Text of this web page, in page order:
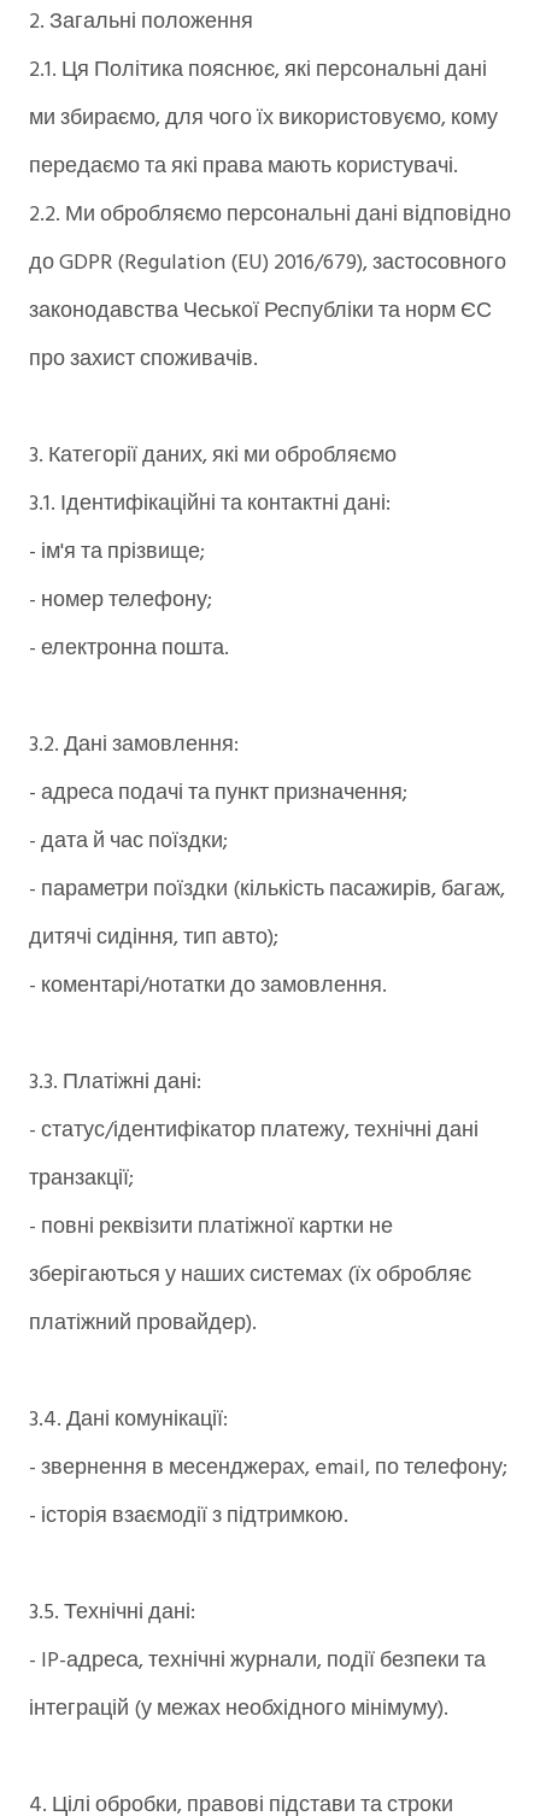
2. Загальні положення
2.1. Ця Політика пояснює, які персональні дані
ми збираємо, для чого їх використовуємо, кому
передаємо та які права мають користувачі.
2.2. Ми обробляємо персональні дані відповідно
до GDPR (Regulation (EU) 2016/679), застосовного
законодавства Чеської Республіки та норм ЄС
про захист споживачів.
3. Категорії даних, які ми обробляємо
3.1. Ідентифікаційні та контактні дані:
- ім'я та прізвище;
- номер телефону;
- електронна пошта.
3.2. Дані замовлення:
- адреса подачі та пункт призначення;
- дата й час поїздки;
- параметри поїздки (кількість пасажирів, багаж,
дитячі сидіння, тип авто);
- коментарі/нотатки до замовлення.
3.3. Платіжні дані:
- статус/ідентифікатор платежу, технічні дані
транзакції;
- повні реквізити платіжної картки не
зберігаються у наших системах (їх обробляє
платіжний провайдер).
3.4. Дані комунікації:
- звернення в месенджерах, email, по телефону;
- історія взаємодії з підтримкою.
3.5. Технічні дані:
- IP-адреса, технічні журнали, події безпеки та
інтеграцій (у межах необхідного мінімуму).
4. Цілі обробки, правові підстави та строки